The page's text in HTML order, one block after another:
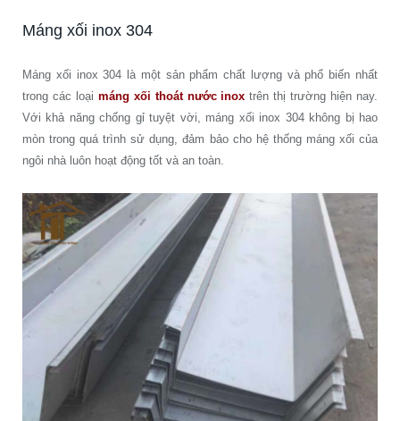
Máng xối inox 304
Máng xối inox 304 là một sản phẩm chất lượng và phổ biến nhất
trong các loại máng xối thoát nước inox trên thị trường hiện nay.
Với khả năng chống gỉ tuyệt vời, máng xối inox 304 không bị hao
mòn trong quá trình sử dụng, đảm bảo cho hệ thống máng xối của
ngôi nhà luôn hoạt động tốt và an toàn.